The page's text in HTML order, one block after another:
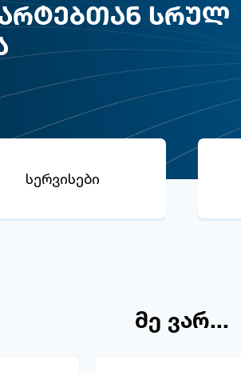
სამუშაო
მონაწილეობა
სრულ
სერვისები
მე ვარ...